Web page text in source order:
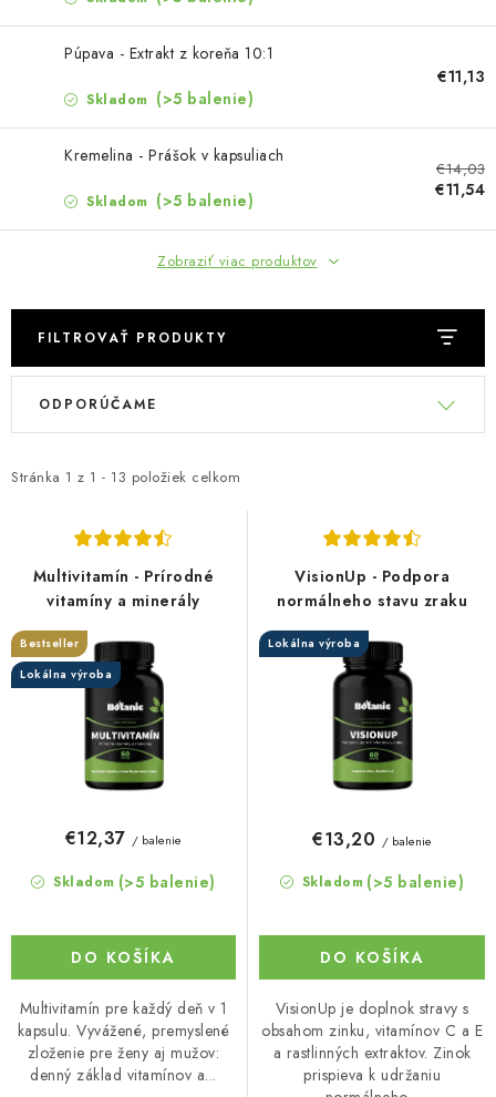
OSTATNÉ
Prečo Botanic?
Kontakty
Púpava - Extrakt z koreňa 10:1
Skladom (>5 balenie)
€11,13
Kremelina - Prášok v kapsuliach
Skladom (>5 balenie)
€14,03
€11,54
Zobraziť viac produktov
FILTROVAŤ PRODUKTY
V
i
d
u
k
Stránka 1 z 1 - 13 položiek celkom
R
e
r
o
d
ODPORÚČAME
Multivitamín - Prírodné
vitamíny a minerály
Bestseller
Lokálna výroba
Skladom (>5 balenie)
€12,37 / balenie
DO KOŠÍKA
Multivitamín pre každý deň v 1
kapsulu. Vyvážené, premyslené
zloženie pre ženy aj mužov:
denný základ vitamínov a...
VisionUp - Podpora
normálneho stavu zraku
Lokálna výroba
Skladom (>5 balenie)
€13,20 / balenie
DO KOŠÍKA
VisionUp je doplnok stravy s
obsahom zinku, vitamínov C a E
a rastlinných extraktov. Zinok
prispieva k udržaniu